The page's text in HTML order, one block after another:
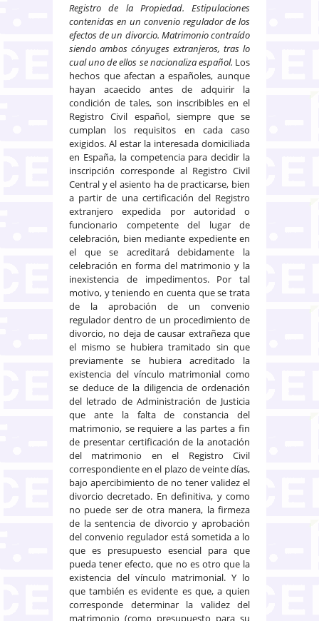
Registro de la Propiedad. Estipulaciones
contenidas en un convenio regulador de los
efectos de un divorcio. Matrimonio contraído
siendo ambos cónyuges extranjeros, tras lo
cual uno de ellos se nacionaliza español. Los
hechos que afectan a españoles, aunque
hayan acaecido antes de adquirir la
condición de tales, son inscribibles en el
Registro Civil español, siempre que se
cumplan los requisitos en cada caso
exigidos. Al estar la interesada domiciliada
en España, la competencia para decidir la
inscripción corresponde al Registro Civil
Central y el asiento ha de practicarse, bien
a partir de una certificación del Registro
extranjero expedida por autoridad o
funcionario competente del lugar de
celebración, bien mediante expediente en
el que se acreditará debidamente la
celebración en forma del matrimonio y la
inexistencia de impedimentos. Por tal
motivo, y teniendo en cuenta que se trata
de la aprobación de un convenio
regulador dentro de un procedimiento de
divorcio, no deja de causar extrañeza que
el mismo se hubiera tramitado sin que
previamente se hubiera acreditado la
existencia del vínculo matrimonial como
se deduce de la diligencia de ordenación
del letrado de Administración de Justicia
que ante la falta de constancia del
matrimonio, se requiere a las partes a fin
de presentar certificación de la anotación
del matrimonio en el Registro Civil
correspondiente en el plazo de veinte días,
bajo apercibimiento de no tener validez el
divorcio decretado. En definitiva, y como
no puede ser de otra manera, la firmeza
de la sentencia de divorcio y aprobación
del convenio regulador está sometida a lo
que es presupuesto esencial para que
pueda tener efecto, que no es otro que la
existencia del vínculo matrimonial. Y lo
que también es evidente es que, a quien
corresponde determinar la validez del
matrimonio (como presupuesto para su